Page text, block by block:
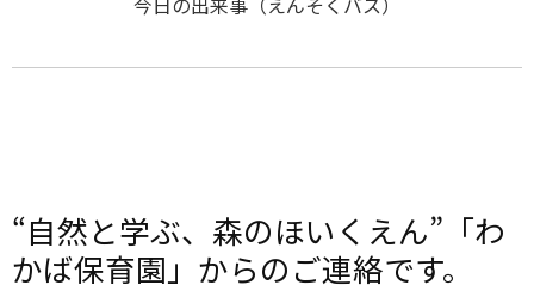
“自然と学ぶ、森のほいくえん”「わ
かば保育園」からのご連絡です。